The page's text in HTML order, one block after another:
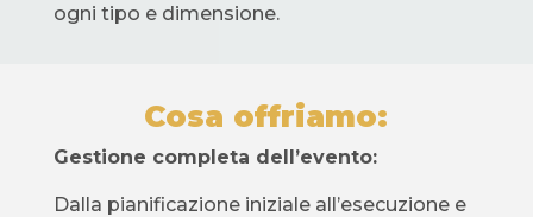
ogni tipo e dimensione.
Cosa offriamo:
Gestione completa dell’evento:
Dalla pianificazione iniziale all’esecuzione e